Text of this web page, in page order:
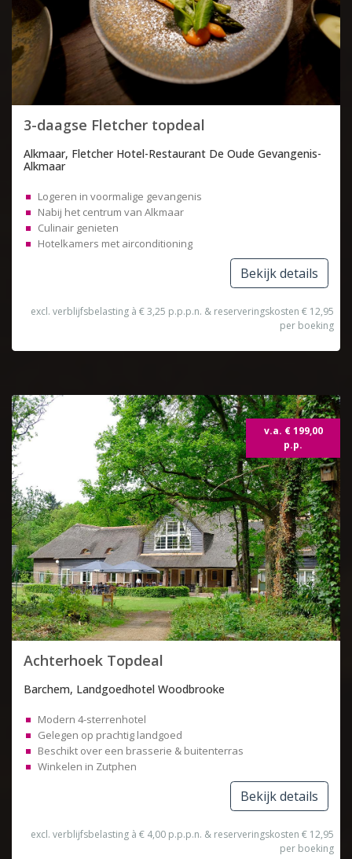
3-daagse Fletcher topdeal
Alkmaar, Fletcher Hotel-Restaurant De Oude Gevangenis-
Alkmaar
Logeren in voormalige gevangenis
Nabij het centrum van Alkmaar
Culinair genieten
Hotelkamers met airconditioning
Bekijk details
excl. verblijfsbelasting à € 3,25 p.p.p.n. & reserveringskosten € 12,95
per boeking
v.a. € 199,00
p.p.
Topdeal
Achterhoek Topdeal
Barchem, Landgoedhotel Woodbrooke
Modern 4-sterrenhotel
Gelegen op prachtig landgoed
Beschikt over een brasserie & buitenterras
Winkelen in Zutphen
Bekijk details
excl. verblijfsbelasting à € 4,00 p.p.p.n. & reserveringskosten € 12,95
per boeking